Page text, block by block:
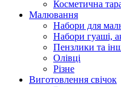
Косметична
Малювання
Набори для
Набори гуаші,
Пензлики та
Олівці
Різне
Виготовлення свічок